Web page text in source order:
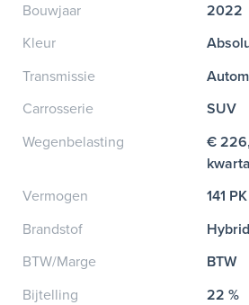
Bouwjaar
2022
Kleur
Transmissie
Carrosserie
SUV
Wegenbelasting
€
Vermogen
141
Brandstof
BTW/Marge
BTW
Bijtelling
22 %